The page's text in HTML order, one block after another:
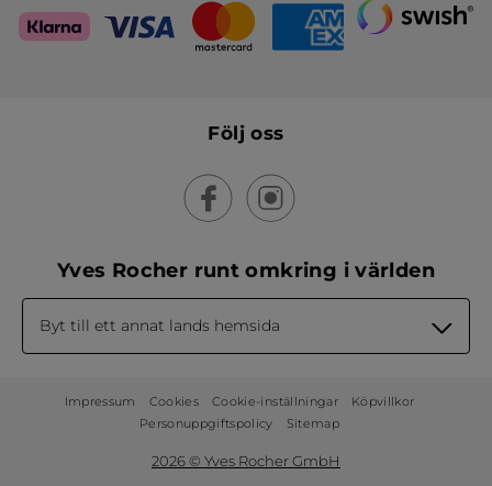
Solskydd - Comfort Milk
239,00 Kr 479,00 Kr
LÄGG I
Neroli & Mysk - Eau de
Sprayflaska
449,00 Kr 749,00 Kr
-50%